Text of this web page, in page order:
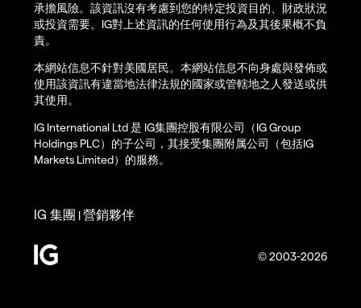
承擔風險。該資訊沒有考慮到您的特定投資目的、財政狀況
或投資需要。IG對上述資訊的任何使用行為及其後果概不負
責。
本網站信息不針對美國居民。本網站信息不向身處與發佈或
使用該資訊有違當地法律法規的國家或管轄地之人發送或供
其使用。
IG International Ltd 是 IG集團控股有限公司（IG Group
Holdings PLC）的子公司，其接受集團附属公司（包括IG
Markets Limited）的服務。
© 2003-2026
IG 集團 |營銷夥伴